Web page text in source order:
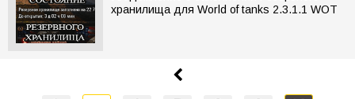
хранилища для World of tanks 2.3.1.1 WOT